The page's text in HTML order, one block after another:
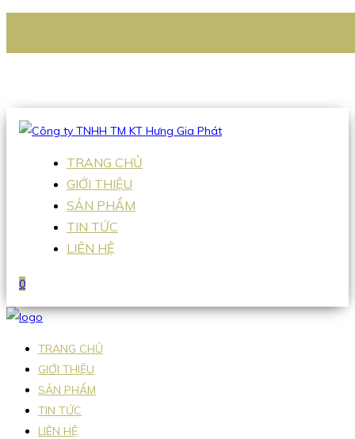
Hotline:0938 336 079
TRANG CHỦ
GIỚI THIỆU
SẢN PHẨM
TIN TỨC
LIÊN HỆ
0
TRANG CHỦ
GIỚI THIỆU
SẢN PHẨM
TIN TỨC
LIÊN HỆ